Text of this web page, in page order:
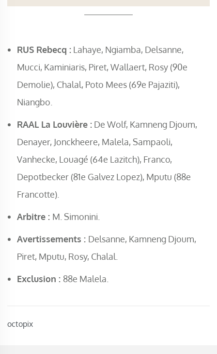
octopix
RUS Rebecq : Lahaye, Ngiamba, Delsanne,
Mucci, Kaminiaris, Piret, Wallaert, Rosy (90e
Demolie), Chalal, Poto Mees (69e Pajaziti),
Niangbo.
RAAL La Louvière : De Wolf, Kamneng Djoum,
Denayer, Jonckheere, Malela, Sampaoli,
Vanhecke, Louagé (64e Lazitch), Franco,
Depotbecker (81e Galvez Lopez), Mputu (88e
Francotte).
Arbitre : M. Simonini.
Avertissements : Delsanne, Kamneng Djoum,
Piret, Mputu, Rosy, Chalal.
Exclusion : 88e Malela.